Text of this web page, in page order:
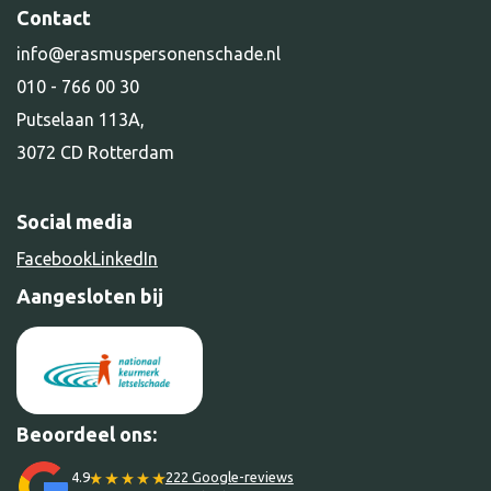
Vacatures
Downloads
Sport en spel
Second opinion
Schade door dieren
Alle diensten
Succesverhalen
Kennisbank
Vacatures
3
Contact
info@erasmuspersonenschade.nl
010 - 766 00 30
Putselaan 113A,
3072 CD Rotterdam
Social media
FacebookLinkedIn
Aangesloten bij
Beoordeel ons:
4.9
222 Google-reviews